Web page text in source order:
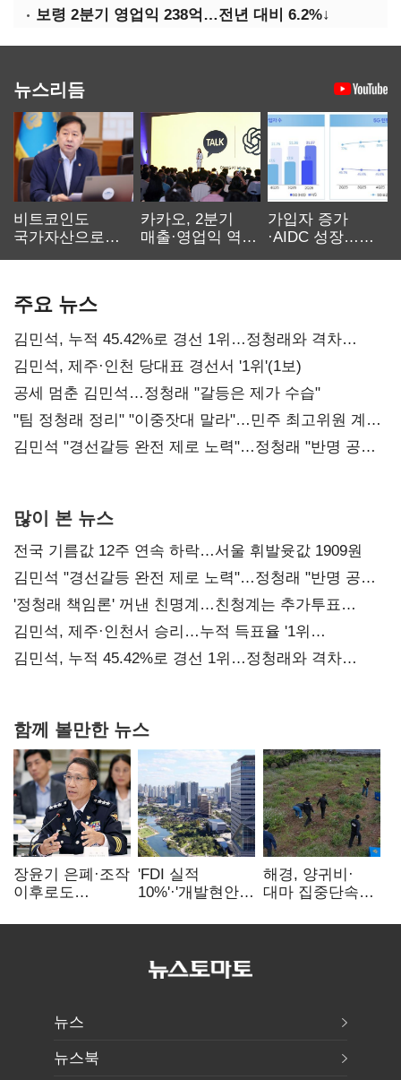
보령 2분기 영업익 238억…전년 대비 6.2%↓
뉴스리듬
비트코인도
국가자산으로…'
카카오, 2분기
매출·영업익 역대
가입자 증가
·AIDC 성장…
주요 뉴스
김민석, 누적 45.42%로 경선 1위…정청래와 격차
0.86%p(2보)
김민석, 제주·인천 당대표 경선서 '1위'(1보)
공세 멈춘 김민석…정청래 "갈등은 제가 수습"
"팀 정청래 정리" "이중잣대 말라"…민주 최고위원 계파
다툼 격화
김민석 "경선갈등 완전 제로 노력"…정청래 "반명 공세
많이 본 뉴스
전국 기름값 12주 연속 하락…서울 휘발윳값 1909원
김민석 "경선갈등 완전 제로 노력"…정청래 "반명 공세
사과부터"
'정청래 책임론' 꺼낸 친명계…친청계는 추가투표
때리기
김민석, 제주·인천서 승리…누적 득표율 '1위
탈환'(종합)
김민석, 누적 45.42%로 경선 1위…정청래와 격차
함께 볼만한 뉴스
장윤기 은폐·조작
이후로도
내부비위…경찰
'FDI 실적
10%'·'개발현안
인천경제청장
해경, 양귀비·
대마 집중단속…
249명 검거
뉴스
뉴스북